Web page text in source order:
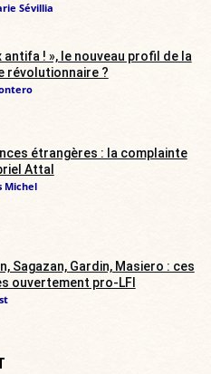
Sévillia
antifa ! », le nouveau profil de la
révolutionnaire ?
étrangères : la complainte
Attal
Michel
Sagazan, Gardin, Masiero : ces
ouvertement pro-LFI